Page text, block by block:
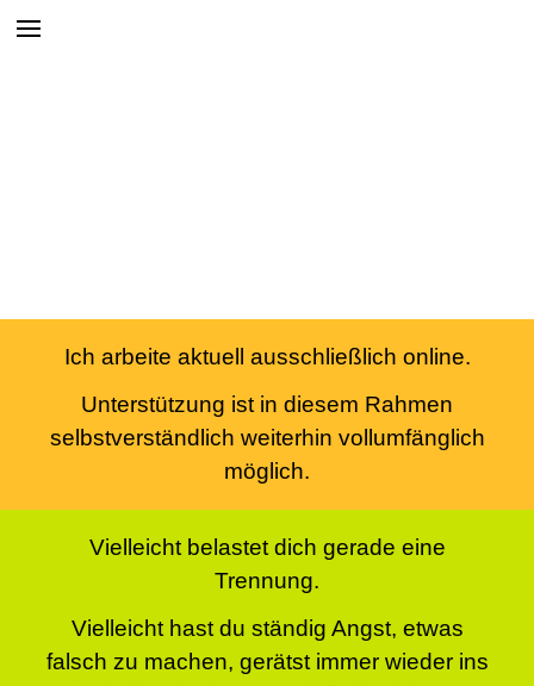
Ich arbeite aktuell ausschließlich online.
Unterstützung ist in diesem Rahmen
selbstverständlich weiterhin vollumfänglich
möglich.
Vielleicht belastet dich gerade eine
Trennung.
Vielleicht hast du ständig Angst, etwas
falsch zu machen, gerätst immer wieder ins